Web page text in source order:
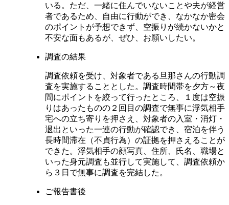
いる。ただ、一緒に住んでいないことや夫が経営
者であるため、自由に行動ができ、なかなか密会
のポイントが予想できず、空振りが続かないかと
不安な面もあるが、ぜひ、お願いしたい。
調査の結果
調査依頼を受け、対象者である旦那さんの行動調
査を実施することとした。調査時間帯を夕方～夜
間にポイントを絞って行ったところ、１度は空振
りはあったものの２回目の調査で無事に浮気相手
宅への立ち寄りを押さえ、対象者の入室・消灯・
退出といった一連の行動が確認でき、宿泊を伴う
長時間滞在（不貞行為）の証拠を押さえることが
できた。浮気相手の顔写真、住所、氏名、職場と
いった身元調査も並行して実施して、調査依頼か
ら３日で無事に調査を完結した。
ご報告書後